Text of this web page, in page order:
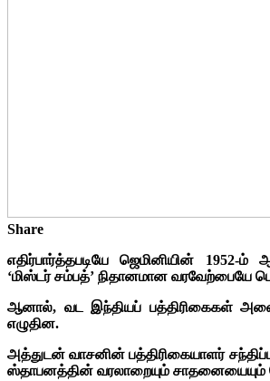
Share
எதிர்பார்த்தபடியே ஜெமினியின் 1952-
‘மிஸ்டர் சம்பத்’ நிதானமான வரவேற்பையே
ஆனால், வட இந்தியப் பத்திரிகைகள்
எழுதின.
அத்துடன் வாசனின் பத்திரிகையாளர்
ஸ்தாபனத்தின் வரலாறையும் சாதனையையும்